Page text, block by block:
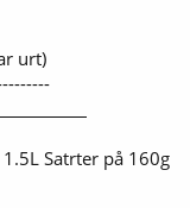
urt)
0,37
Satrter på 160g